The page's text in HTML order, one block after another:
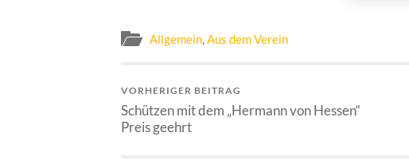
Allgemein,Aus dem Verein
VORHERIGER BEITRAG
Schützen mit dem „Hermann von Hessen“
Preis geehrt